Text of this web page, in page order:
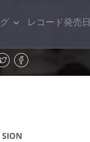
レコード発売日
SION